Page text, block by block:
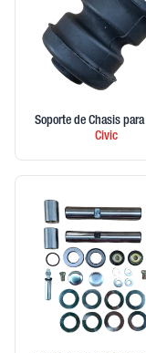
Soporte de Chasis para
Civic